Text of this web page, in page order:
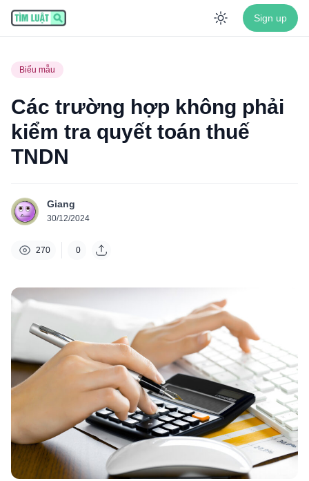
Enable
Sign up
Biểu mẫu
Các trường hợp không phải
kiểm tra quyết toán thuế
TNDN
Giang
30/12/2024
270 0